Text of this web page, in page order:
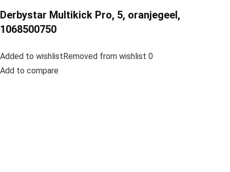
Derbystar Multikick Pro, 5, oranjegeel,
1068500750
Added to wishlistRemoved from wishlist 0
Add to compare